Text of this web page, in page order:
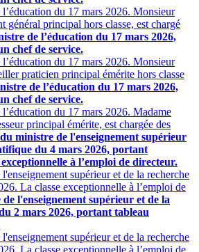
du 17 mars 2026. Monsieur
général principal hors classe, est chargé
de l’éducation du 17 mars 2026,
chef de service.
du 17 mars 2026. Monsieur
praticien principal émérite hors classe
de l’éducation du 17 mars 2026,
chef de service.
du 17 mars 2026. Madame
principal émérite, est chargée des
ministre de l'enseignement supérieur
du 4 mars 2026, portant
à l’emploi de directeur.
supérieur et de la recherche
La classe exceptionnelle à l’emploi de
l'enseignement supérieur et de la
2 mars 2026, portant tableau
supérieur et de la recherche
La classe exceptionnelle à l’emploi de